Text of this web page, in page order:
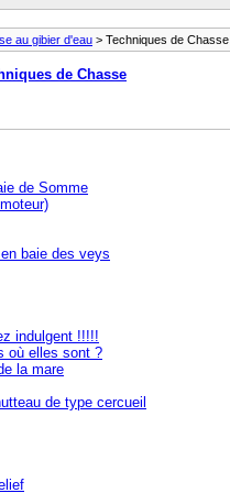
au gibier d'eau > Techniques de Chasse
de Chasse
de Somme
baie des veys
indulgent !!!!!
où elles sont ?
la mare
de type cercueil